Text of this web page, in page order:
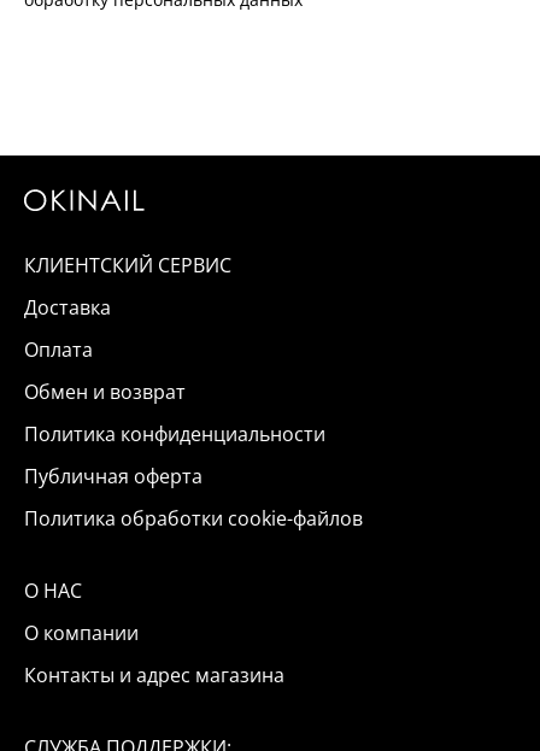
КЛИЕНТСКИЙ СЕРВИС
Доставка
Оплата
Обмен и возврат
Политика конфиденциальности
Публичная оферта
Политика обработки cookie-файлов
О НАС
О компании
Контакты и адрес магазина